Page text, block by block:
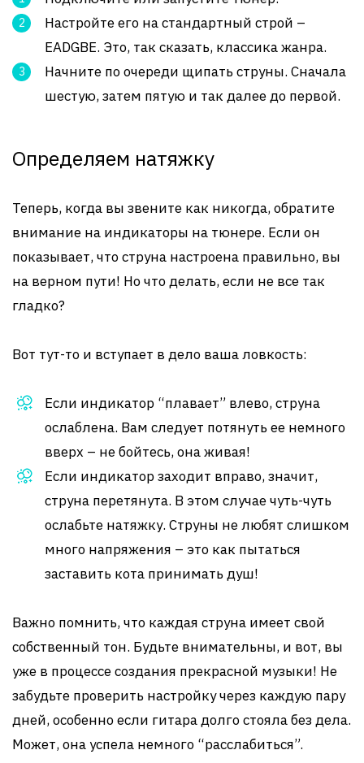
Настройте его на стандартный строй –
EADGBE. Это, так сказать, классика жанра.
Начните по очереди щипать струны. Сначала
шестую, затем пятую и так далее до первой.
Определяем натяжку
Теперь, когда вы звените как никогда, обратите
внимание на индикаторы на тюнере. Если он
показывает, что струна настроена правильно, вы
на верном пути! Но что делать, если не все так
гладко?
Вот тут-то и вступает в дело ваша ловкость:
Если индикатор “плавает” влево, струна
ослаблена. Вам следует потянуть ее немного
вверх – не бойтесь, она живая!
Если индикатор заходит вправо, значит,
струна перетянута. В этом случае чуть-чуть
ослабьте натяжку. Струны не любят слишком
много напряжения – это как пытаться
заставить кота принимать душ!
Важно помнить, что каждая струна имеет свой
собственный тон. Будьте внимательны, и вот, вы
уже в процессе создания прекрасной музыки! Не
забудьте проверить настройку через каждую пару
дней, особенно если гитара долго стояла без дела.
Может, она успела немного “расслабиться”.